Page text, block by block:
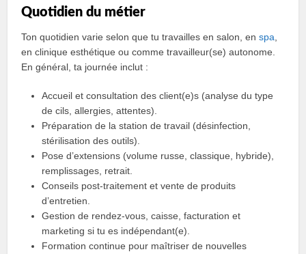
Quotidien du métier
Ton quotidien varie selon que tu travailles en salon, enspa
en clinique esthétique ou comme travailleur(se) autonome.
En général, ta journée inclut :
Accueil et consultation des client(e)s (analyse du type
de cils, allergies, attentes).
Préparation de la station de travail (désinfection,
stérilisation des outils).
Pose d’extensions (volume russe, classique, hybride),
remplissages, retrait.
Conseils post-traitement et vente de produits
d’entretien.
Gestion de rendez-vous, caisse, facturation et
marketing si tu es indépendant(e).
Formation continue pour maîtriser de nouvelles